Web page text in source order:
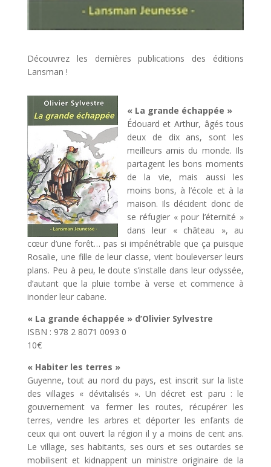
Découvrez les dernières publications des éditions
Lansman !
« La grande échappée »
Édouard et Arthur, âgés tous
deux de dix ans, sont les
meilleurs amis du monde. Ils
partagent les bons moments
de la vie, mais aussi les
moins bons, à l’école et à la
maison. Ils décident donc de
se réfugier « pour l’éternité »
dans leur « château », au
cœur d’une forêt… pas si impénétrable que ça puisque
Rosalie, une fille de leur classe, vient bouleverser leurs
plans. Peu à peu, le doute s’installe dans leur odyssée,
d’autant que la pluie tombe à verse et commence à
inonder leur cabane.
« La grande échappée » d’Olivier Sylvestre
ISBN : 978 2 8071 0093 0
10€
« Habiter les terres »
Guyenne, tout au nord du pays, est inscrit sur la liste
des villages « dévitalisés ». Un décret est paru : le
gouvernement va fermer les routes, récupérer les
terres, vendre les arbres et déporter les enfants de
ceux qui ont ouvert la région il y a moins de cent ans.
Le village, ses habitants, ses ours et ses outardes se
mobilisent et kidnappent un ministre originaire de la